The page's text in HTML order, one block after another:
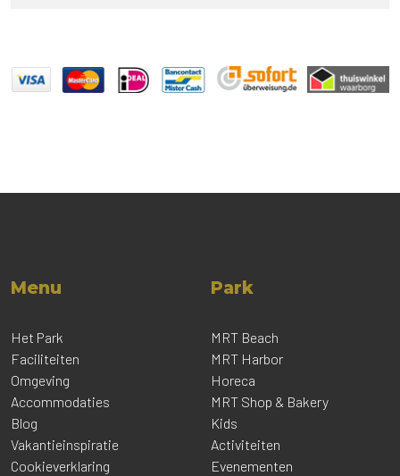
Menu
Het Park
Faciliteiten
Omgeving
Accommodaties
Blog
Vakantieinspiratie
Cookieverklaring
Park
MRT Beach
MRT Harbor
Horeca
MRT Shop & Bakery
Kids
Activiteiten
Evenementen